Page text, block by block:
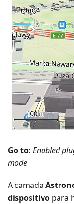
Go to: Enabled
mode
A camada
dispositivo para